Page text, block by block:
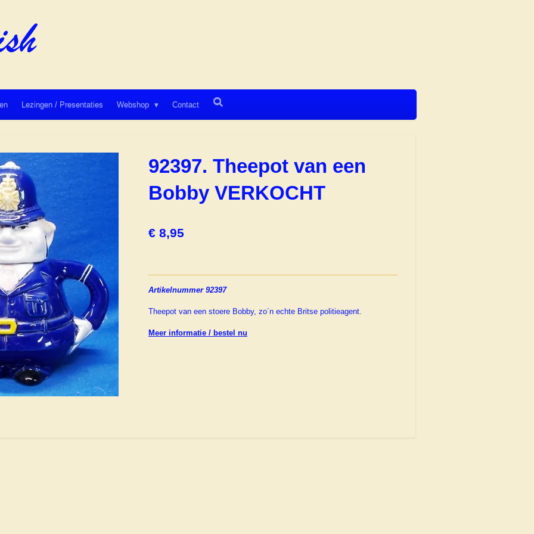
Lezingen / Presentaties Webshop Contact
92397. Theepot van een
Bobby VERKOCHT
€ 8,95
Artikelnummer 92397
Theepot van een stoere Bobby, zo´n echte Britse politieagent.
Meer informatie / bestel nu